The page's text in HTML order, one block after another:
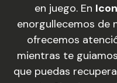
en juego. En
enorgullecemos de
ofrecemos
mientras te
que puedas